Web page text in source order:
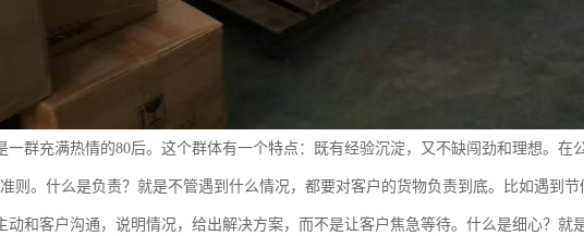
一群充满热情的80后。这个群体有一个特点：既有经验沉淀，又不缺闯劲和理想。在
则。什么是负责？就是不管遇到什么情况，都要对客户的货物负责到底。比如遇到
动和客户沟通，说明情况，给出解决方案，而不是让客户焦急等待。什么是细心？就